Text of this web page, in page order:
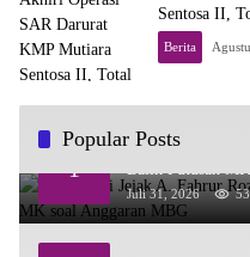
Sentosa II,
Berita
Popular Posts
1
Menelusuri Jejak
Balik Putusan
Juli 31, 2026